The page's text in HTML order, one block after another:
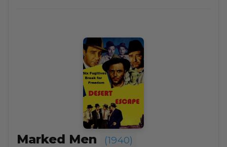
Marked Men (1940)